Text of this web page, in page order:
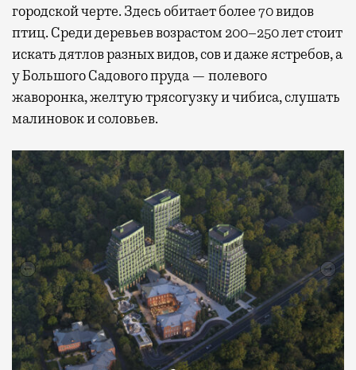
городской черте. Здесь обитает более 70 видов
птиц. Среди деревьев возрастом 200–250 лет стоит
искать дятлов разных видов, сов и даже ястребов, а
у Большого Садового пруда — полевого
жаворонка, желтую трясогузку и чибиса, слушать
малиновок и соловьев.